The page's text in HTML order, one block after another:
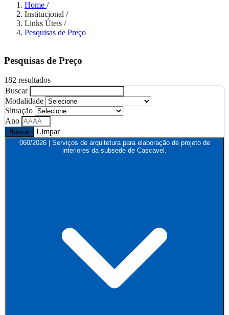
Home /
Institucional /
Links Úteis /
Pesquisas de Preço
Pesquisas de Preço
182 resultados
Buscar
Modalidade
Situação
Ano
Buscar Limpar
060/2026 | Serviços de arquitetura para elaboração de projeto de
interiores da subsede de Cascavel.